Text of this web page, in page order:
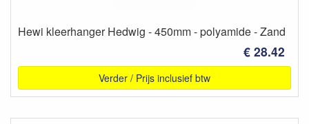
Hewi kleerhanger Hedwig - 450mm - polyamide - Zand
€ 28.42
Verder / Prijs inclusief btw